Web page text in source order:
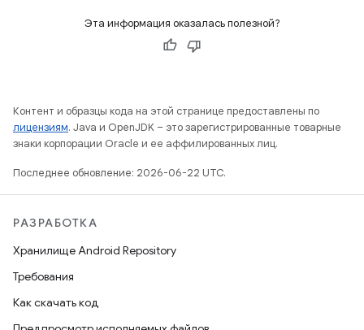
Эта информация оказалась полезной?
Контент и образцы кода на этой странице предоставлены по
лицензиям. Java и OpenJDK – это зарегистрированные товарные
знаки корпорации Oracle и ее аффилированных лиц.
Последнее обновление: 2026-06-22 UTC.
РАЗРАБОТКА
Хранилище Android Repository
Требования
Как скачать код